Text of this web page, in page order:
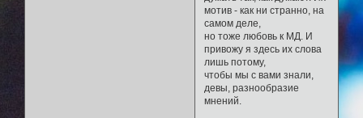
мотив - как ни странно, на
самом деле,
но тоже любовь к МД. И
привожу я здесь их слова
лишь потому,
чтобы мы с вами знали,
девы, разнообразие
мнений.